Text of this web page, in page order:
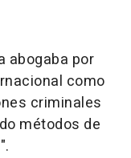
abogaba por
como
criminales
métodos de